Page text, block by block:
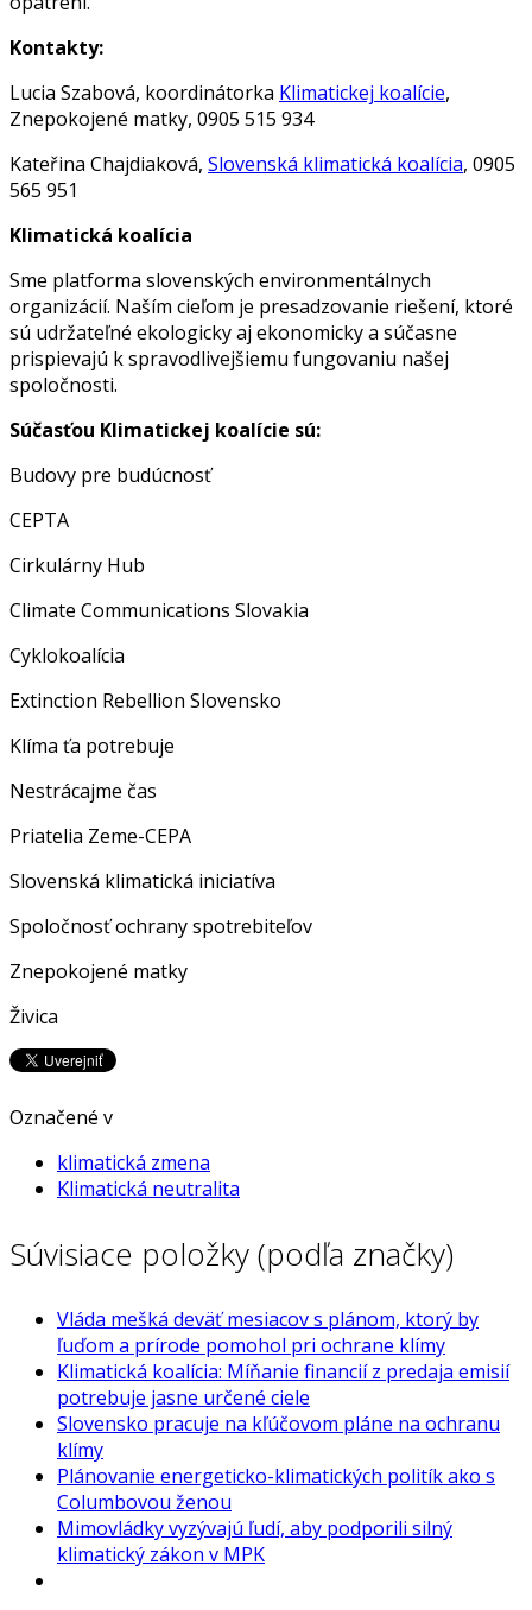
Kontakty:
Lucia Szabová, koordinátorka Klimatickej koalície,
Znepokojené matky, 0905 515 934
Kateřina Chajdiaková, Slovenská klimatická koalícia, 0905
565 951
Klimatická koalícia
Sme platforma slovenských environmentálnych
organizácií. Naším cieľom je presadzovanie riešení, ktoré
sú udržateľné ekologicky aj ekonomicky a súčasne
prispievajú k spravodlivejšiemu fungovaniu našej
spoločnosti.
Súčasťou Klimatickej koalície sú:
Budovy pre budúcnosť
CEPTA
Cirkulárny Hub
Climate Communications Slovakia
Cyklokoalícia
Extinction Rebellion Slovensko
Klíma ťa potrebuje
Nestrácajme čas
Priatelia Zeme-CEPA
Slovenská klimatická iniciatíva
Spoločnosť ochrany spotrebiteľov
Znepokojené matky
Živica
Označené v
klimatická zmena
Klimatická neutralita
Súvisiace položky (podľa značky)
Vláda mešká deväť mesiacov s plánom, ktorý by
ľuďom a prírode pomohol pri ochrane klímy
Klimatická koalícia: Míňanie financií z predaja emisií
potrebuje jasne určené ciele
Slovensko pracuje na kľúčovom pláne na ochranu
klímy
Plánovanie energeticko-klimatických politík ako s
Columbovou ženou
Mimovládky vyzývajú ľudí, aby podporili silný
klimatický zákon v MPK